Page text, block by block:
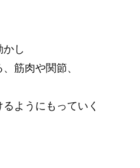
し
筋肉や関節、
ようにもっていく